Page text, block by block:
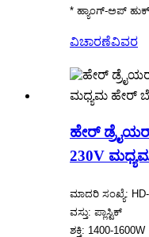
* ಹ್ಯಾಂಗ್-ಅಪ್ ಹುಕ್
ವಿಚಾರಣೆವಿವರ
ಹೇರ್
230V
ಮಾದರಿ ಸಂಖ್ಯೆ:
ವಸ್ತು: ಪ್ಲಾಸ್ಟಿಕ್
ಶಕ್ತಿ: 1400-1600W